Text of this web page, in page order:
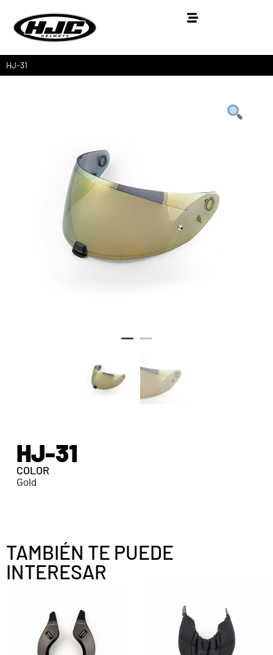
HJ-31
HJ-31
COLOR
Gold
TAMBIÉN TE PUEDE
INTERESAR